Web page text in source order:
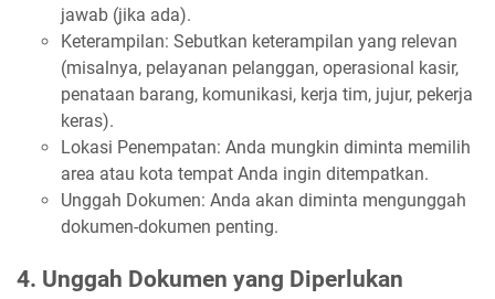
jawab (jika ada).
Keterampilan: Sebutkan keterampilan yang relevan
(misalnya, pelayanan pelanggan, operasional kasir,
penataan barang, komunikasi, kerja tim, jujur, pekerja
keras).
Lokasi Penempatan: Anda mungkin diminta memilih
area atau kota tempat Anda ingin ditempatkan.
Unggah Dokumen: Anda akan diminta mengunggah
dokumen-dokumen penting.
4. Unggah Dokumen yang Diperlukan